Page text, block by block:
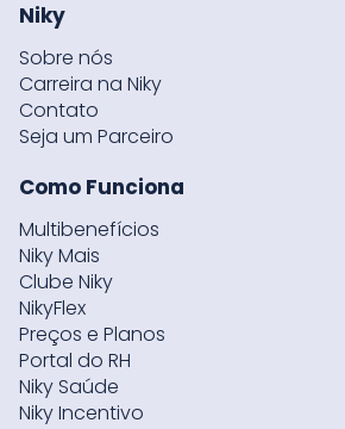
Niky
Sobre nós
Carreira na Niky
Contato
Seja um Parceiro
Como Funciona
Multibenefícios
Niky Mais
Clube Niky
NikyFlex
Preços e Planos
Portal do RH
Niky Saúde
Niky Incentivo